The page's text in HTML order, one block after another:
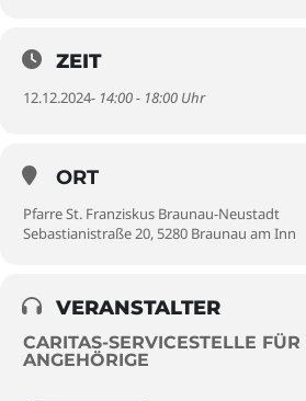
ZEIT
12.12.2024- 14:00 - 18:00 Uhr
ORT
Pfarre St. Franziskus Braunau-Neustadt
Sebastianistraße 20, 5280 Braunau am Inn
VERANSTALTER
CARITAS-SERVICESTELLE
ANGEHÖRIGE